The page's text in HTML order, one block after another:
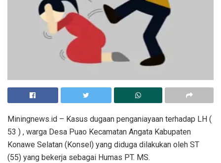
Miningnews.id – Kasus dugaan penganiayaan terhadap LH (
53 ) , warga Desa Puao Kecamatan Angata Kabupaten
Konawe Selatan (Konsel) yang diduga dilakukan oleh ST
(55) yang bekerja sebagai Humas PT. MS.